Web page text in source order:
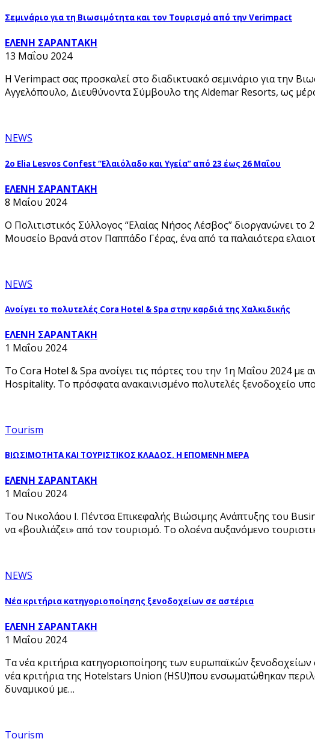
Σεμινάριο για τη Βιωσιμότητα και τον Τουρισμό από την Verimpact
ΕΛΕΝΗ ΣΑΡΑΝΤΑΚΗ
13 Μαΐου 2024
Η Verimpact σας προσκαλεί στο διαδικτυακό σεμινάριο για την
Αγγελόπουλο, Διευθύνοντα Σύμβουλο της Aldemar Resorts, ως
NEWS
2ο Elia Lesvos Confest “Ελαιόλαδο και Υγεία” από 23 έως 26 Μαΐου
ΕΛΕΝΗ ΣΑΡΑΝΤΑΚΗ
8 Μαΐου 2024
Ο Πολιτιστικός Σύλλογος “Ελαίας Νήσος Λέσβος” διοργανώνει
Μουσείο Βρανά στον Παππάδο Γέρας, ένα από τα παλαιότερα
NEWS
Ανοίγει το πολυτελές Cora Hotel & Spa στην καρδιά της Χαλκιδικής
ΕΛΕΝΗ ΣΑΡΑΝΤΑΚΗ
1 Μαΐου 2024
To Cora Hotel & Spa ανοίγει τις πόρτες του την 1η Μαΐου 2024 με
Hospitality. Το πρόσφατα ανακαινισμένο πολυτελές ξενοδοχείο
Tourism
ΒΙΩΣΙΜΟΤΗΤΑ ΚΑΙ ΤΟΥΡΙΣΤΙΚΟΣ ΚΛΑΔΟΣ. Η ΕΠΟΜΕΝΗ ΜΕΡΑ
ΕΛΕΝΗ ΣΑΡΑΝΤΑΚΗ
1 Μαΐου 2024
Του Νικολάου Ι. Πέντσα Επικεφαλής Βιώσιμης Ανάπτυξης του
να «βουλιάζει» από τον τουρισμό. Το ολοένα αυξανόμενο
NEWS
Νέα κριτήρια κατηγοριοποίησης ξενοδοχείων σε αστέρια
ΕΛΕΝΗ ΣΑΡΑΝΤΑΚΗ
1 Μαΐου 2024
Τα νέα κριτήρια κατηγοριοποίησης των ευρωπαϊκών
νέα κριτήρια της Hotelstars Union (HSU)που ενσωματώθηκαν
δυναμικού με…
Tourism